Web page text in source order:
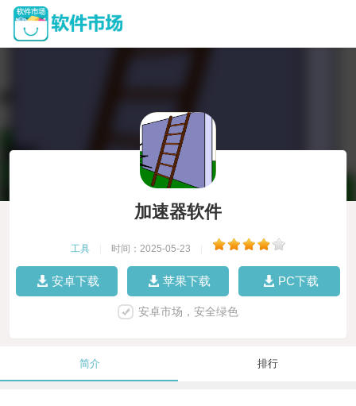
加速器软件
工具 时间：2025-05-23
安卓下载 苹果下载 PC下载
安卓市场，安全绿色
简介 排行